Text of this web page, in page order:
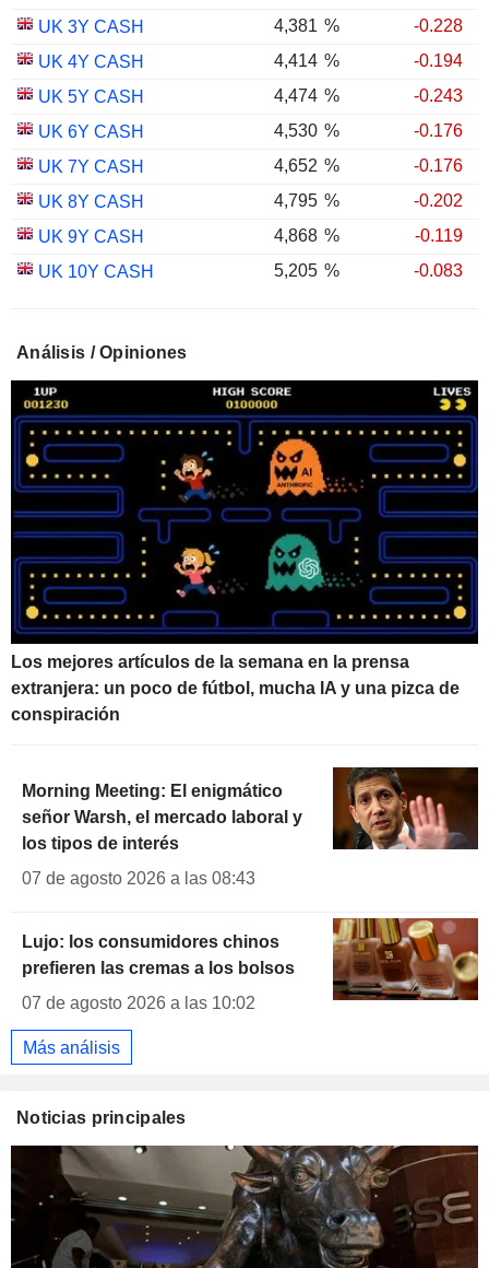
UK 3Y CASH
4,381 %
-0.228
UK 4Y CASH
4,414 %
-0.194
UK 5Y CASH
4,474 %
-0.243
UK 6Y CASH
4,530 %
-0.176
UK 7Y CASH
4,652 %
-0.176
UK 8Y CASH
4,795 %
-0.202
UK 9Y CASH
4,868 %
-0.119
UK 10Y CASH
5,205 %
-0.083
UK 15Y CASH
UK 20Y CASH
5,608%
-0.116
UK 25Y CASH
5,666%
-0.086
UK 30Y CASH
5,694
-0.121
UK 10Y INFLATION
1,775% +0.624
UK 15Y INFLATION
INDEXED
2,265 %
UK 5Y INFLATION
INDEXED
1,042% -0.038
UK 20Y INFLATION
INDEXED
2,446%
UK 30Y INFLATION
INDEXED
Análisis / Opiniones
Los mejores artículos de la semana en la prensa
extranjera: un poco de fútbol, mucha IA y una pizca de
conspiración
Morning Meeting: El enigmático
señor Warsh, el mercado laboral y
los tipos de interés
07 de agosto 2026 a las 08:43
Lujo: los consumidores chinos
prefieren las cremas a los bolsos
07 de agosto 2026 a las 10:02
Más análisis
Noticias principales